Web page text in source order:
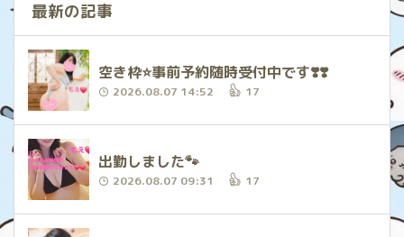
最新の記事
空き枠⭐️事前予約随時受付中です❣️❣️
2026.08.07 14:52 17
出勤しました🐾
2026.08.07 09:31 17